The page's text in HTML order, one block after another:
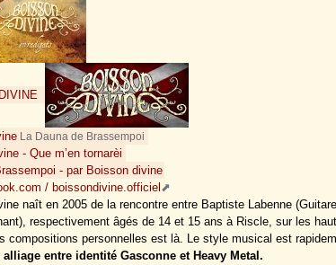
La Dauna de Brassempoi
- Que m’en tornarèi
- par Boisson divine
/ boissondivine.officiel
naît en 2005 de la rencontre entre Baptiste Labenne
respectivement âgés de 14 et 15 ans à Riscle, sur les
compositions personnelles est là. Le style musical est
alliage entre identité Gasconne et Heavy Metal.